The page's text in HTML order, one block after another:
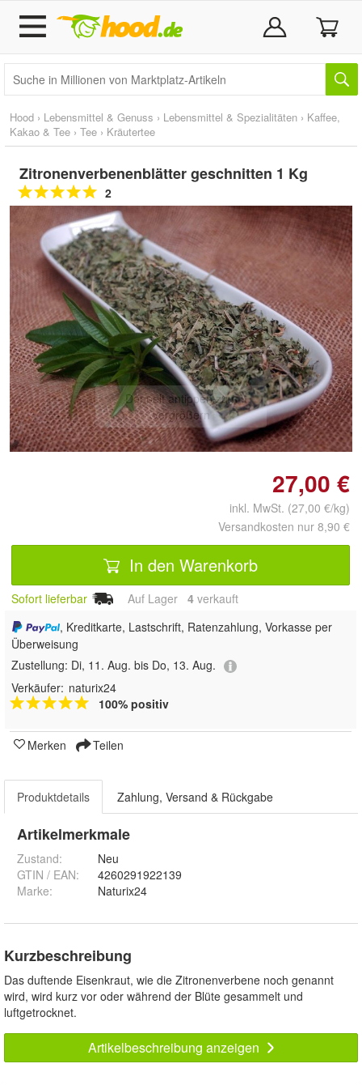
Hood › Lebensmittel & Genuss › Lebensmittel & Spezialitäten › Kaffee,
Kakao & Tee › Tee › Kräutertee
Zitronenverbenenblätter geschnitten 1 Kg
2
Doppelt antippen zum
vergrößern
27,00 €
inkl. MwSt. (27,00 €/kg)
Versandkosten nur 8,90 €
In den Warenkorb
Sofort lieferbar Auf Lager 4 verkauft
, Kreditkarte, Lastschrift, Ratenzahlung, Vorkasse per
Überweisung
Zustellung: Di, 11. Aug. bis Do, 13. Aug.
Verkäufer: naturix24
100% positiv
Merken Teilen
Produktdetails Zahlung, Versand & Rückgabe
Artikelmerkmale
Zustand:
Neu
GTIN / EAN:
4260291922139
Marke:
Naturix24
Kurzbeschreibung
Das duftende Eisenkraut, wie die Zitronenverbene noch genannt
wird, wird kurz vor oder während der Blüte gesammelt und
luftgetrocknet.
Artikelbeschreibung anzeigen